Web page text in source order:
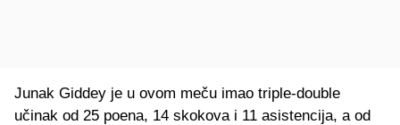
Junak Giddey je u ovom meču imao triple-double
učinak od 25 poena, 14 skokova i 11 asistencija, a od